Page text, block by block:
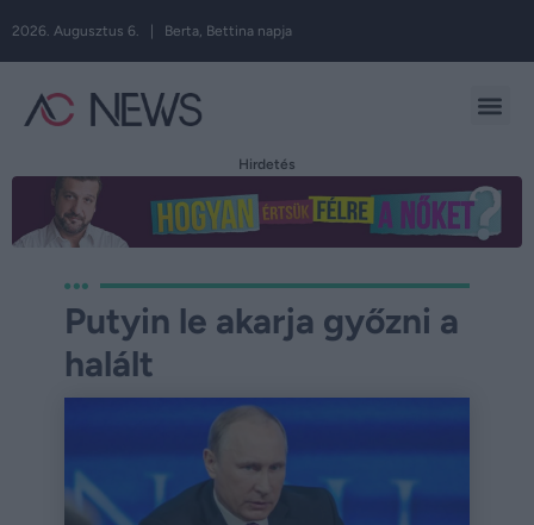
2026. Augusztus 6. | Berta, Bettina napja
Hirdetés
Putyin le akarja győzni a
halált